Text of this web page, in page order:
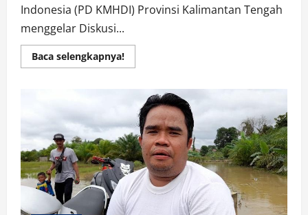
Indonesia (PD KMHDI) Provinsi Kalimantan Tengah
menggelar Diskusi...
Baca selengkapnya!Read
more
KMHDI
Kalteng
Berikan
Rekomendasi
Kepada
Gubernur
dan
Wakil
Gubernur
Kalteng